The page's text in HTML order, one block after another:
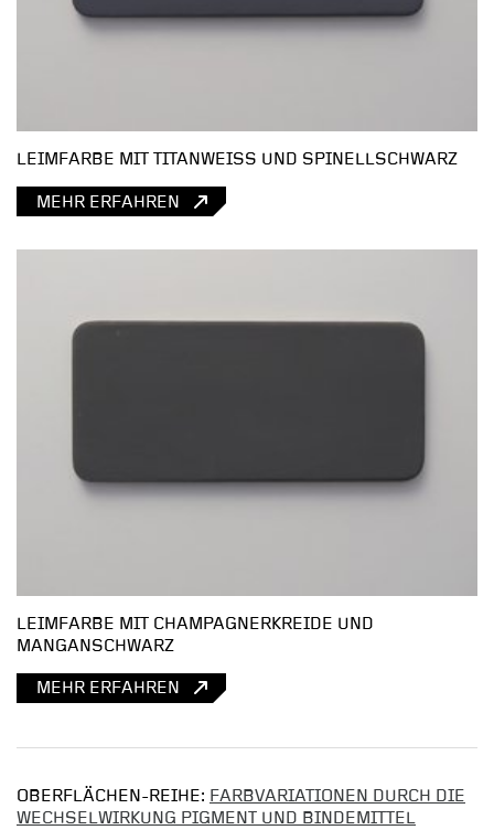
LEIMFARBE MIT TITANWEISS UND SPINELLSCHWARZ
MEHR ERFAHREN
LEIMFARBE MIT CHAMPAGNERKREIDE UND
MANGANSCHWARZ
MEHR ERFAHREN
OBERFLÄCHEN-REIHE: FARBVARIATIONEN DURCH DIE
WECHSELWIRKUNG PIGMENT UND BINDEMITTEL